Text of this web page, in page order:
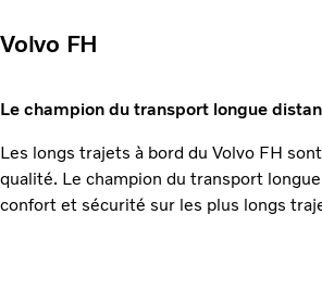
Volvo FH
Le champion du transport longue
Les longs trajets à bord du Volvo FH
qualité. Le champion du transport
confort et sécurité sur les plus longs